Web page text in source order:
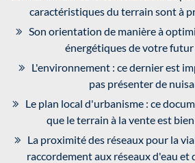
caractéristiques du terrain sont à
Son orientation de manière à
énergétiques de votre futur
L'environnement : ce dernier est
pas présenter de
Le plan local d'urbanisme : ce
que le terrain à la vente est
La proximité des réseaux pour la
raccordement aux réseaux d'eau et